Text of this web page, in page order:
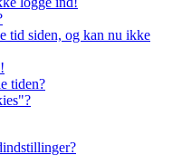
tid siden, og kan nu ikke
tiden?